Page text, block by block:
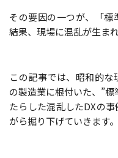
その要因の一つが、「標
結果、現場に混乱が生ま
この記事では、昭和的
の製造業に根付いた、”
たらした混乱したDXの
がら掘り下げていきます。